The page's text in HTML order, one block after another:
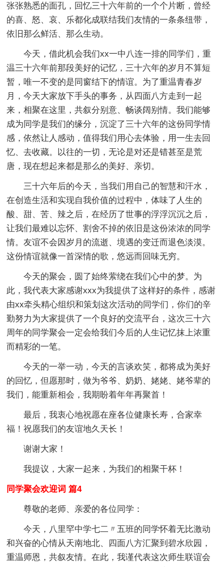
张张熟悉的面孔，回忆三十六年前的一个个片断，曾经
的喜、怒、哀、乐都化成联结我们友情的一条条纽带，
依旧那么鲜活、那么生动。
今天，借此机会我们xx一中八连一排的同学们，重
温三十六年前那段美好的记忆，三十六年的岁月不算短
暂，唯一不变的是同窗结下的情谊。为了重温青春岁
月，今天大家放下手头的事务，从四面八方走到一起
来，相聚在这里，共叙分别意、畅谈阔别情。我们能够
成为同学是我们的缘分，沉淀了三十六年的这份同学情
感，依然让人感动，值得我们用心去体验，用一生去回
忆、去收藏。以往的一切，无论是对还是错甚至是荒
唐，现在想起来都是那么的美好、亲切。
三十六年后的今天，当我们用自己的智慧和汗水，
在创造生活和实现自我价值的过程中，体味了人生的
酸、甜、苦、辣之后，在经历了世事的浮浮沉沉之后，
让我们最难以忘怀、割舍不掉的依旧是这份浓浓的同学
情。友谊不会因岁月的流逝、境遇的变迁而退色淡漠。
这份情谊就像一首深情的歌，悠远而回味无穷。
今天的聚会，圆了始终萦绕在我们心中的梦。为
此，我代表大家感谢xxx为我提供了这样好的条件，感谢
由xx牵头精心组织和策划这次活动的同学们，你们的辛
勤努力为大家提供了一个良好的交流平台，这次三十六
周年的同学聚会一定会给我们今后的人生记忆抹上浓重
而精彩的一笔。
今天的一举一动，今天的言谈欢笑，都将成为美好
的回忆，但愿那时，做为爷爷、奶奶、姥姥、姥爷辈的
我们，能重新相会，我期盼着年年再聚首！
最后，我衷心地祝愿在座各位健康长寿，合家幸
福！祝愿我们的友谊地久天长！
谢谢大家！
我提议，大家一起来，为我们的相聚干杯！
同学聚会欢迎词 篇4
尊敬的老师、亲爱的各位同学：
今天，八里罕中学七二〃五班的同学怀着无比激动
和兴奋的心情从天南地北、四面八方汇聚到碧水欣园，
重温师恩，共叙友情。在此，我谨代表这次师生联谊会